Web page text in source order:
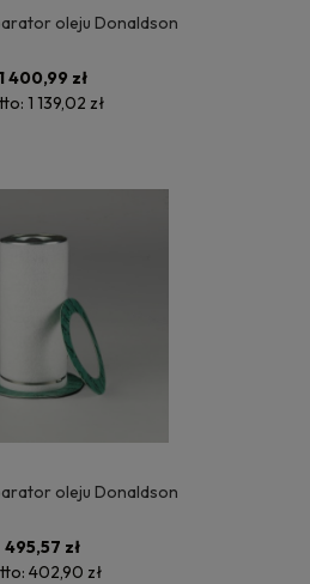
oleju Donaldson
1 400,99 zł
1 139,02 zł
oleju Donaldson
495,57 zł
402,90 zł